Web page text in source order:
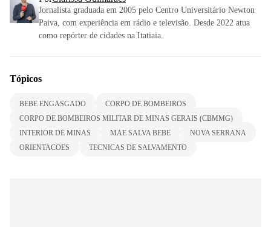
Jornalista graduada em 2005 pelo Centro Universitário Newton
Paiva, com experiência em rádio e televisão. Desde 2022 atua
como repórter de cidades na Itatiaia.
Tópicos
BEBE ENGASGADO
CORPO DE BOMBEIROS
CORPO DE BOMBEIROS MILITAR DE MINAS GERAIS (CBMMG)
INTERIOR DE MINAS
MAE SALVA BEBE
NOVA SERRANA
ORIENTACOES
TECNICAS DE SALVAMENTO